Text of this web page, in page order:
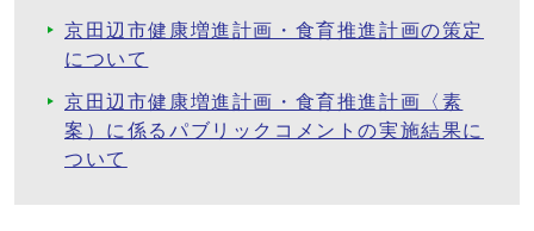
京田辺市健康増進計画・食育推進計画の策定
について
京田辺市健康増進計画・食育推進計画〈素
案）に係るパブリックコメントの実施結果に
ついて